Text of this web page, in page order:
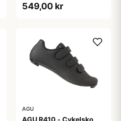
549,00 kr
AGU
AGU R410 - Cykelsko